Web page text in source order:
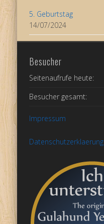
5. Geburtstag
14/07/2024
Besucher
Seitenaufrufe heute:
Besucher gesamt:
Impressum
Datenschutzerklaerung